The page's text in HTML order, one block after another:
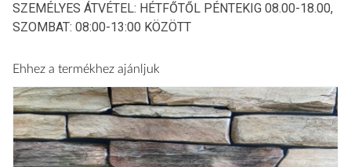
SZEMÉLYES ÁTVÉTEL: HÉTFŐTŐL PÉNTEKIG 08.00-18.00,
SZOMBAT: 08:00-13:00 KÖZÖTT
Ehhez a termékhez ajánljuk